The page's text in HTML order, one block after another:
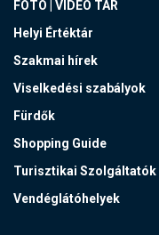
FOTÓ | VIDEÓ TÁR
Helyi Értéktár
Szakmai hírek
Viselkedési szabályok
Fürdők
Shopping Guide
Turisztikai Szolgáltatók
Vendéglátóhelyek